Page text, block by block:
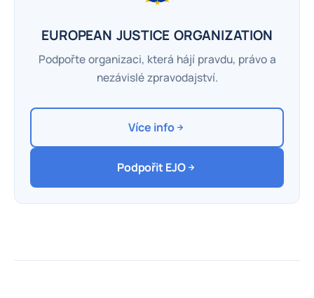
EUROPEAN JUSTICE ORGANIZATION
Podpořte organizaci, která hájí pravdu, právo a
nezávislé zpravodajství.
Více info
Podpořit EJO